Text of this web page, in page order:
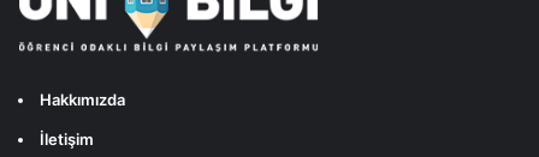
Hakkımızda
İletişim